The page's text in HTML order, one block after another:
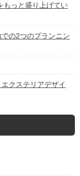
もっと盛り上げてい
の2つのプランニン
クステリアデザイ